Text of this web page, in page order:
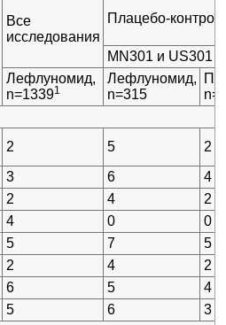
Все
исследования
Плацебо-
MN301 и US301
Лефлуномид,
n=13391
Лефлуномид,
n=315
2 5
2
3 6
4
2 4
2
4 0
0
5 7
5
2 4
2
6 5
4
5 6
3